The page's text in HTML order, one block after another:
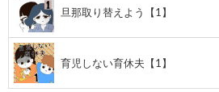
旦那取り替えよう【1】
育児しない育休夫【1】